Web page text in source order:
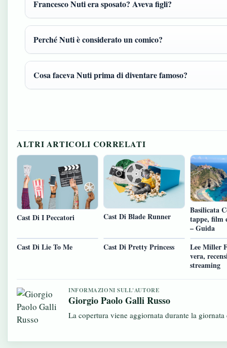
Francesco Nuti era sposato? Aveva figli?
Perché Nuti è considerato un comico?
Cosa faceva Nuti prima di diventare famoso?
ALTRI ARTICOLI CORRELATI
Cast Di I Peccatori Cast Di Blade Runner
Basilicata
tappe, film
– Guida
Cast Di Lie To Me
Cast Di Pretty Princess
Lee Miller
vera,
streaming
INFORMAZIONI SULL'AUTORE
Giorgio Paolo Galli Russo
La copertura viene aggiornata durante la